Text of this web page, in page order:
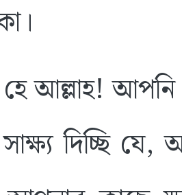
হে আল্লাহ!
দিচ্ছি